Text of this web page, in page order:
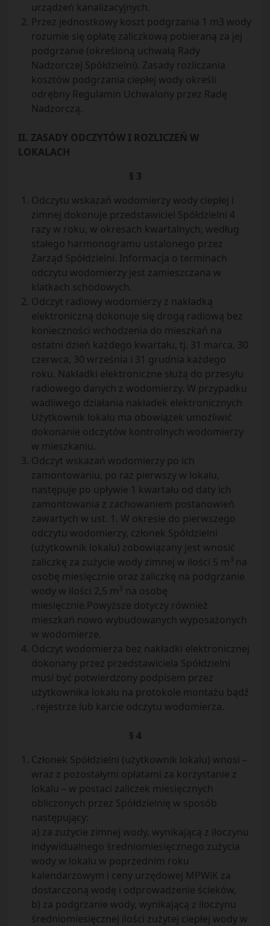
urządzeń kanalizacyjnych.
Przez jednostkowy koszt podgrzania 1 m3 wody
rozumie się opłatę zaliczkową pobieraną za jej
podgrzanie (określoną uchwałą Rady
Nadzorczej Spółdzielni). Zasady rozliczania
kosztów podgrzania ciepłej wody określi
odrębny Regulamin Uchwalony przez Radę
Nadzorczą.
II. ZASADY ODCZYTÓW I ROZLICZEŃ W
LOKALACH
§ 3
Odczytu wskazań wodomierzy wody ciepłej i
zimnej dokonuje przedstawiciel Spółdzielni 4
razy w roku, w okresach kwartalnych, według
stałego harmonogramu ustalonego przez
Zarząd Spółdzielni. Informacja o terminach
odczytu wodomierzy jest zamieszczana w
klatkach schodowych.
Odczyt radiowy wodomierzy z nakładką
elektroniczną dokonuje się drogą radiową bez
konieczności wchodzenia do mieszkań na
ostatni dzień każdego kwartału, tj. 31 marca, 30
czerwca, 30 września i 31 grudnia każdego
roku. Nakładki elektroniczne służą do przesyłu
radiowego danych z wodomierzy. W przypadku
wadliwego działania nakładek elektronicznych
Użytkownik lokalu ma obowiązek umożliwić
dokonanie odczytów kontrolnych wodomierzy
w mieszkaniu.
Odczyt wskazań wodomierzy po ich
zamontowaniu, po raz pierwszy w lokalu,
następuje po upływie 1 kwartału od daty ich
zamontowania z zachowaniem postanowień
zawartych w ust. 1. W okresie do pierwszego
odczytu wodomierzy, członek Spółdzielni
(użytkownik lokalu) zobowiązany jest wnosić
zaliczkę za zużycie wody zimnej w ilości 5 m 3 na
osobę miesięcznie oraz zaliczkę na podgrzanie
wody w ilości 2,5 m 3 na osobę
miesięcznie.Powyższe dotyczy również
mieszkań nowo wybudowanych wyposażonych
w wodomierze.
Odczyt wodomierza bez nakładki elektronicznej
dokonany przez przedstawiciela Spółdzielni
musi być potwierdzony podpisem przez
użytkownika lokalu na protokole montażu bądź
. rejestrze lub karcie odczytu wodomierza.
§ 4
Członek Spółdzielni (użytkownik lokalu) wnosi –
wraz z pozostałymi opłatami za korzystanie z
lokalu – w postaci zaliczek miesięcznych
obliczonych przez Spółdzielnię w sposób
następujący:
a) za zużycie zimnej wody, wynikającą z iloczynu
indywidualnego średniomiesięcznego zużycia
wody w lokalu w poprzednim roku
kalendarzowym i ceny urzędowej MPWiK za
dostarczoną wodę i odprowadzenie ścieków,
b) za podgrzanie wody, wynikającą z iloczynu
średniomiesięcznej ilości zużytej ciepłej wody w